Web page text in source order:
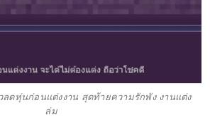
ดหุ่นก่อนแต่งงาน สุดท้ายความรักพัง งานแต่ง
ล่ม